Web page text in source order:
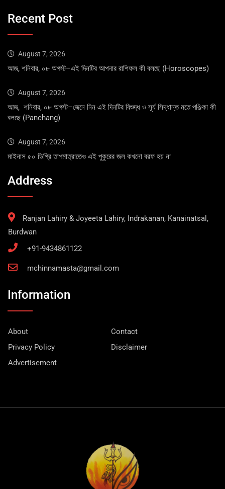
Recent Post
August 7, 2026
আজ, শনিবার, ০৮ অগস্ট–এই দিনটির আপনার রাশিফল কী বলছে (Horoscopes)
August 7, 2026
আজ, শনিবার, ০৮ অগস্ট–জেনে নিন এই দিনটির বিশুদ্ধ ও সূর্য সিদ্ধান্ত মতে পঞ্জিকা কী
বলছে (Panchang)
August 7, 2026
মাইনাস ৫০ ডিগ্রি তাপমাত্রাতেও এই পুকুরের জল কখনো বরফ হয় না
Address
Ranjan Lahiry & Joyeeta Lahiry, Indrakanan, Kanainatsal,
Burdwan
+91-9434861122
mchinnamasta@gmail.com
Information
About
Contact
Privacy Policy
Disclaimer
Advertisement